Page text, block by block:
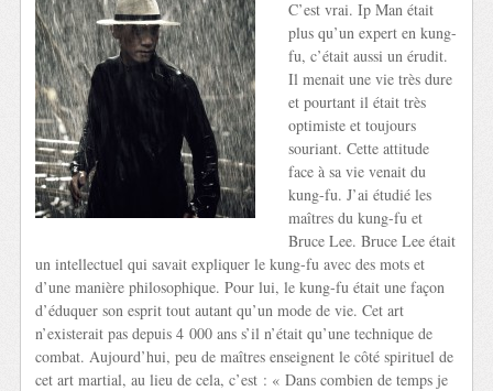
C’est vrai. Ip Man était
plus qu’un expert en kung-
fu, c’était aussi un érudit.
Il menait une vie très dure
et pourtant il était très
optimiste et toujours
souriant. Cette attitude
face à sa vie venait du
kung-fu. J’ai étudié les
maîtres du kung-fu et
Bruce Lee. Bruce Lee était
un intellectuel qui savait expliquer le kung-fu avec des mots et
d’une manière philosophique. Pour lui, le kung-fu était une façon
d’éduquer son esprit tout autant qu’un mode de vie. Cet art
n’existerait pas depuis 4 000 ans s’il n’était qu’une technique de
combat. Aujourd’hui, peu de maîtres enseignent le côté spirituel de
cet art martial, au lieu de cela, c’est : « Dans combien de temps je